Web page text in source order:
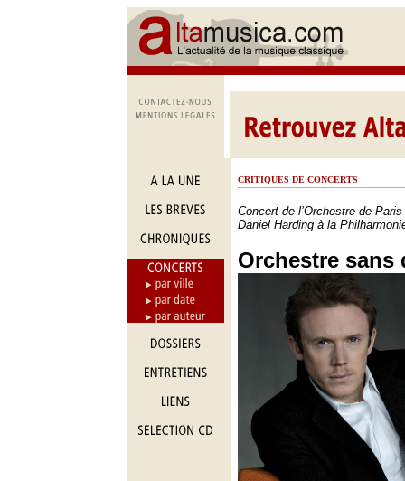
CRITIQUES DE CONCERTS
Concert de l’Orchestre de
Daniel Harding à la
Orchestre sans